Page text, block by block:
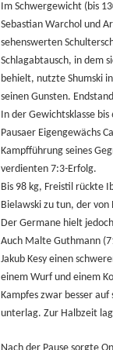
Im Schwergewicht (bis
Sebastian Warchol und
sehenswerten
Schlagabtausch, in dem
behielt, nutzte Shumski
seinen Gunsten.
In der Gewichtsklasse
Pausaer Eigengewächs
Kampfführung seines
verdienten 7:3-Erfolg.
Bis 98 kg, Freistil rückte
Bielawski zu tun, der
Der Germane hielt
Auch Malte Guthmann
Jakub Kesy einen
einem Wurf und einem
Kampfes zwar besser
unterlag. Zur Halbzeit